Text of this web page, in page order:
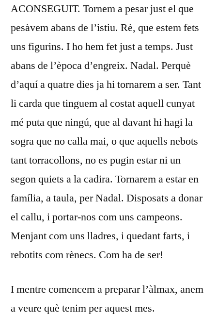
ACONSEGUIT. Tornem a pesar just el que
pesàvem abans de l’istiu. Rè, que estem fets
uns figurins. I ho hem fet just a temps. Just
abans de l’època d’engreix. Nadal. Perquè
d’aquí a quatre dies ja hi tornarem a ser. Tant
li carda que tinguem al costat aquell cunyat
mé puta que ningú, que al davant hi hagi la
sogra que no calla mai, o que aquells nebots
tant torracollons, no es pugin estar ni un
segon quiets a la cadira. Tornarem a estar en
família, a taula, per Nadal. Disposats a donar
el callu, i portar-nos com uns campeons.
Menjant com uns lladres, i quedant farts, i
rebotits com rènecs. Com ha de ser!
I mentre comencem a preparar l’àlmax, anem
a veure què tenim per aquest mes.